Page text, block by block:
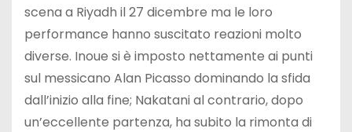
scena a Riyadh il 27 dicembre ma le loro
performance hanno suscitato reazioni molto
diverse. Inoue si è imposto nettamente ai punti
sul messicano Alan Picasso dominando la sfida
dall’inizio alla fine; Nakatani al contrario, dopo
un’eccellente partenza, ha subito la rimonta di